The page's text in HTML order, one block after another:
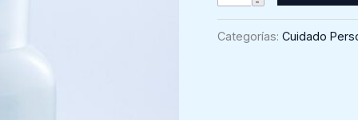
de
ducha
Categorías: Cuidado